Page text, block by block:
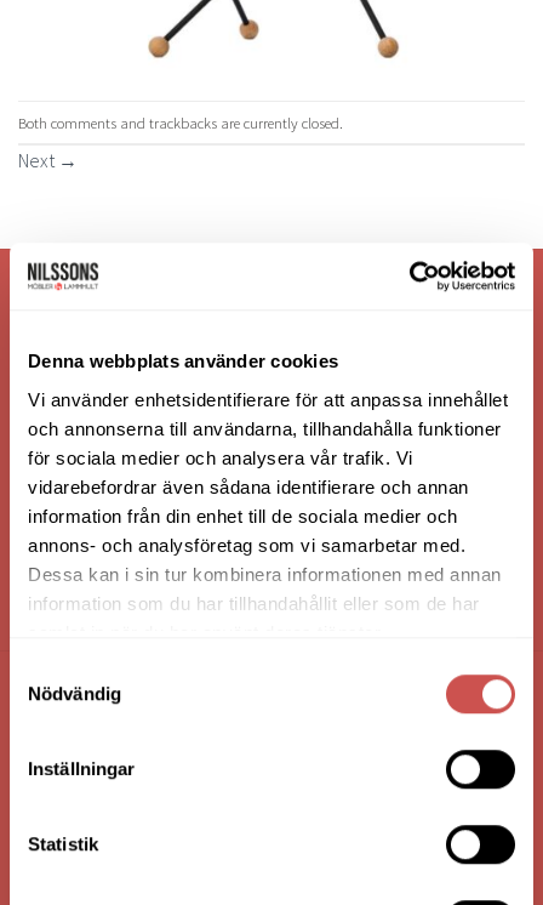
Denna webbplats använder cookies
Vi använder enhetsidentifierare för att anpassa innehållet
och annonserna till användarna, tillhandahålla funktioner
för sociala medier och analysera vår trafik. Vi
vidarebefordrar även sådana identifierare och annan
information från din enhet till de sociala medier och
annons- och analysföretag som vi samarbetar med.
Dessa kan i sin tur kombinera informationen med annan
information som du har tillhandahållit eller som de har
Nödvändig
Inställningar
Statistik
Both comments and trackbacks are currently closed.
Next →
HANDLA VIA: BUTIK - WEBBSHOP - TELEFON
FÖRETAGSUPPGIFTER
Nilssons Möbler i Lammhult
Org. Nummer: 556062-1780